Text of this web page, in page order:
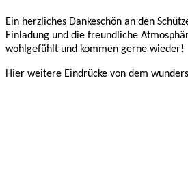
Ein herzliches Dankeschön an den
Einladung und die freundliche
wohlgefühlt und kommen gerne wieder!
Hier weitere Eindrücke von dem